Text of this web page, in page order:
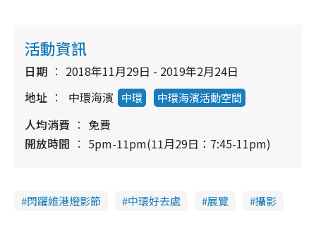
活動資訊
日期
2018年11月29日 - 2019年2月24日
地址
中環海濱 中環 中環海濱活動空間
人均消費
免費
開放時間
5pm-11pm(11月29日：7:45-11pm)
閃躍維港燈影節 中環好去處 展覽 攝影